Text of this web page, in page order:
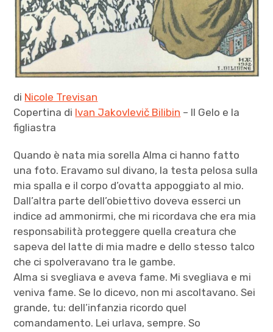
di Nicole Trevisan
Copertina di Ivan Jakovlevič Bilibin – Il Gelo e la
figliastra
Quando è nata mia sorella Alma ci hanno fatto
una foto. Eravamo sul divano, la testa pelosa sulla
mia spalla e il corpo d’ovatta appoggiato al mio.
Dall’altra parte dell’obiettivo doveva esserci un
indice ad ammonirmi, che mi ricordava che era mia
responsabilità proteggere quella creatura che
sapeva del latte di mia madre e dello stesso talco
che ci spolveravano tra le gambe.
Alma si svegliava e aveva fame. Mi svegliava e mi
veniva fame. Se lo dicevo, non mi ascoltavano. Sei
grande, tu: dell’infanzia ricordo quel
comandamento. Lei urlava, sempre. So